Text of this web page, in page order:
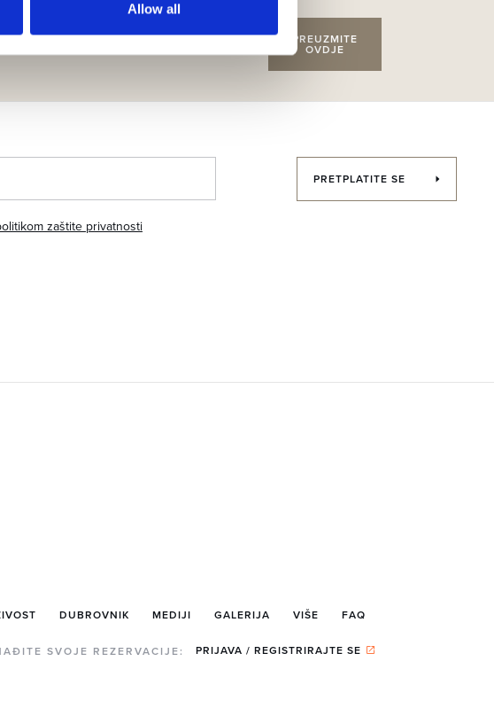
Allow all
PREUZMITE
OVDJE
zaštite privatnosti
PRETPLATITE SE
DUBROVNIK MEDIJI GALERIJA VIŠE FAQ
SVOJE REZERVACIJE: PRIJAVA / REGISTRIRAJTE SE